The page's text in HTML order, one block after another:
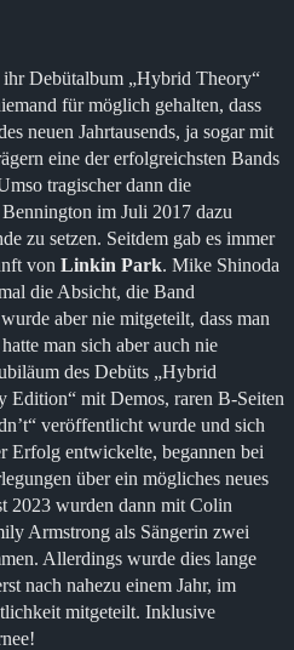
ihr Debütalbum „Hybrid Theory“
für möglich gehalten, dass
neuen Jahrtausends, ja sogar mit
eine der erfolgreichsten Bands
tragischer dann die
im Juli 2017 dazu
zu setzen. Seitdem gab es immer
von Linkin Park. Mike Shinoda
die Absicht, die Band
aber nie mitgeteilt, dass man
man sich aber auch nie
des Debüts „Hybrid
Edition“ mit Demos, raren B-Seiten
veröffentlicht wurde und sich
Erfolg entwickelte, begannen bei
über ein mögliches neues
2023 wurden dann mit Colin
Armstrong als Sängerin zwei
Allerdings wurde dies lange
nach nahezu einem Jahr, im
mitgeteilt. Inklusive